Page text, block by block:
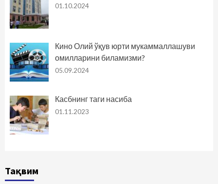
01.10.2024
Кино Олий ўқув юрти мукаммаллашуви
омилларини биламизми?
05.09.2024
Касбнинг таги насиба
01.11.2023
Тақвим